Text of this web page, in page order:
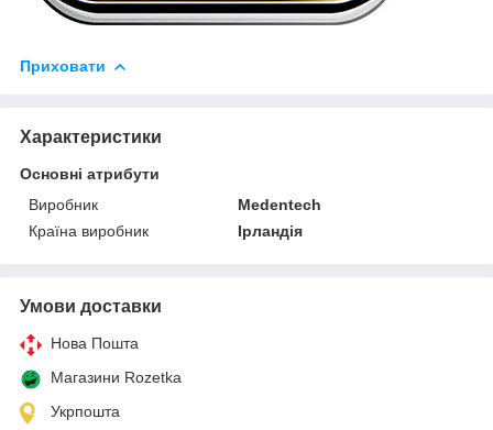
Приховати
Характеристики
Основні атрибути
Виробник
Medentech
Країна виробник
Ірландія
Умови доставки
Нова Пошта
Магазини Rozetka
Укрпошта